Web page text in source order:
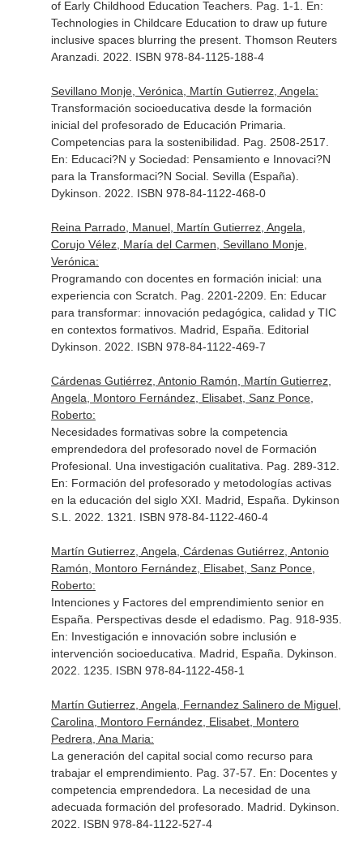
of Early Childhood Education Teachers. Pag. 1-1. En:
Technologies in Childcare Education to draw up future
inclusive spaces blurring the present. Thomson Reuters
Aranzadi. 2022. ISBN 978-84-1125-188-4
Sevillano Monje, Verónica, Martín Gutierrez, Angela:
Transformación socioeducativa desde la formación
inicial del profesorado de Educación Primaria.
Competencias para la sostenibilidad. Pag. 2508-2517.
En: Educaci?N y Sociedad: Pensamiento e Innovaci?N
para la Transformaci?N Social. Sevilla (España).
Dykinson. 2022. ISBN 978-84-1122-468-0
Reina Parrado, Manuel, Martín Gutierrez, Angela,
Corujo Vélez, María del Carmen, Sevillano Monje,
Verónica:
Programando con docentes en formación inicial: una
experiencia con Scratch. Pag. 2201-2209. En: Educar
para transformar: innovación pedagógica, calidad y TIC
en contextos formativos. Madrid, España. Editorial
Dykinson. 2022. ISBN 978-84-1122-469-7
Cárdenas Gutiérrez, Antonio Ramón, Martín Gutierrez,
Angela, Montoro Fernández, Elisabet, Sanz Ponce,
Roberto:
Necesidades formativas sobre la competencia
emprendedora del profesorado novel de Formación
Profesional. Una investigación cualitativa. Pag. 289-312.
En: Formación del profesorado y metodologías activas
en la educación del siglo XXI . Madrid, España. Dykinson
S.L. 2022. 1321. ISBN 978-84-1122-460-4
Martín Gutierrez, Angela, Cárdenas Gutiérrez, Antonio
Ramón, Montoro Fernández, Elisabet, Sanz Ponce,
Roberto:
Intenciones y Factores del emprendimiento senior en
España. Perspectivas desde el edadismo. Pag. 918-935.
En: Investigación e innovación sobre inclusión e
intervención socioeducativa . Madrid, España. Dykinson.
2022. 1235. ISBN 978-84-1122-458-1
Martín Gutierrez, Angela, Fernandez Salinero de Miguel,
Carolina, Montoro Fernández, Elisabet, Montero
Pedrera, Ana Maria:
La generación del capital social como recurso para
trabajar el emprendimiento. Pag. 37-57. En: Docentes y
competencia emprendedora. La necesidad de una
adecuada formación del profesorado. Madrid. Dykinson.
2022. ISBN 978-84-1122-527-4